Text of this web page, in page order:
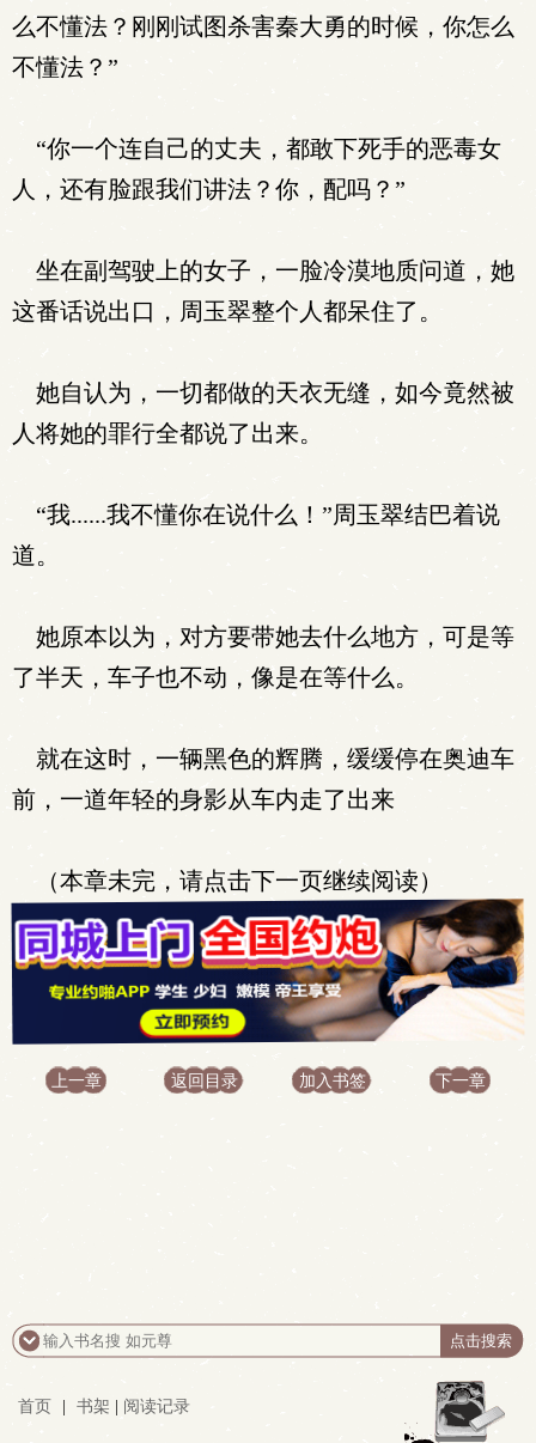
么不懂法？刚刚试图杀害秦大勇的时候，你怎么
不懂法？”
“你一个连自己的丈夫，都敢下死手的恶毒女
人，还有脸跟我们讲法？你，配吗？”
坐在副驾驶上的女子，一脸冷漠地质问道，她
这番话说出口，周玉翠整个人都呆住了。
她自认为，一切都做的天衣无缝，如今竟然被
人将她的罪行全都说了出来。
“我......我不懂你在说什么！”周玉翠结巴着说
道。
她原本以为，对方要带她去什么地方，可是等
了半天，车子也不动，像是在等什么。
就在这时，一辆黑色的辉腾，缓缓停在奥迪车
前，一道年轻的身影从车内走了出来
（本章未完，请点击下一页继续阅读）
上一章 返回目录 加入书签 下一章
首页 书架 阅读记录